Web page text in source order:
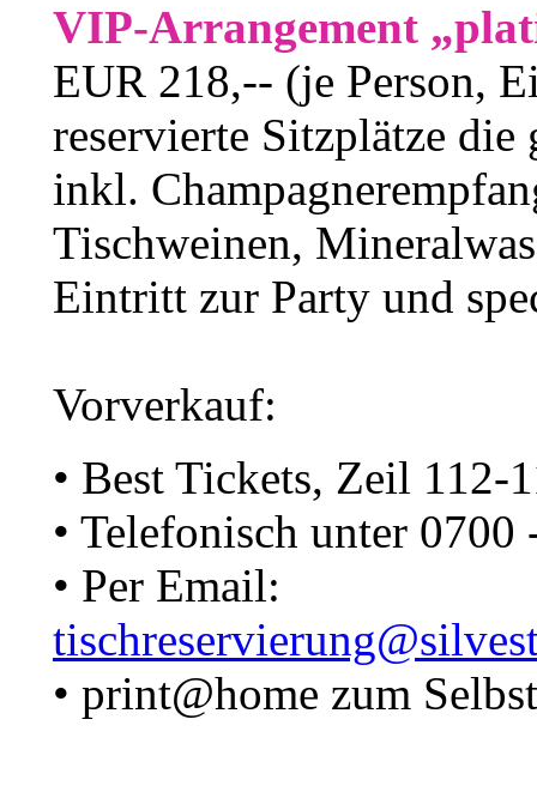
VIP-Arrangement
EUR 218,-- (je Person,
reservierte Sitzplätze
inkl.
Tischweinen,
Eintritt zur Party und
Vorverkauf:
• Best Tickets, Zeil
• Telefonisch unter 0700
• Per Email:
• print@home zum